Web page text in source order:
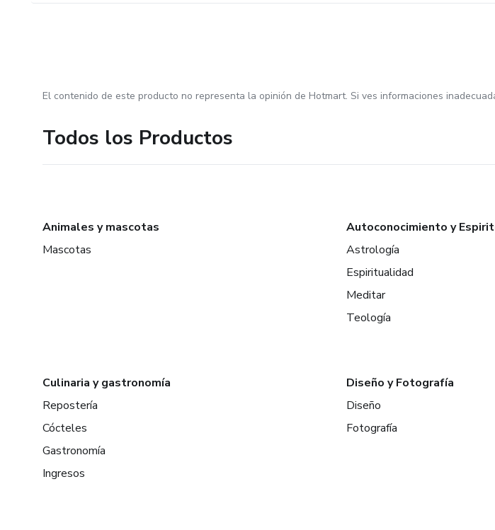
El contenido de este producto no representa la opinión de Hotmart. Si ves informaciones
Todos los Productos
Animales y mascotas
Mascotas
Autoconocimiento y
Astrología
Espiritualidad
Meditar
Teología
Culinaria y gastronomía
Repostería
Cócteles
Gastronomía
Ingresos
Diseño y Fotografía
Diseño
Fotografía